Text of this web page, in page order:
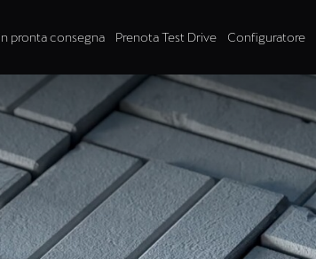
pronta consegna Prenota Test Drive Configuratore